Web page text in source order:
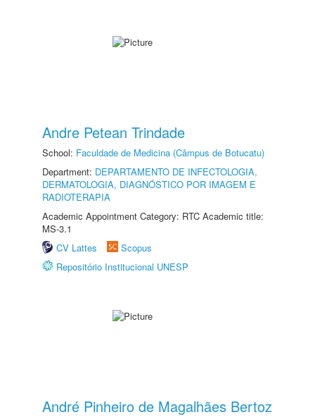
Andre Petean Trindade
School: Faculdade de Medicina (Câmpus de Botucatu)
Department: DEPARTAMENTO DE INFECTOLOGIA,
DERMATOLOGIA, DIAGNÓSTICO POR IMAGEM E
RADIOTERAPIA
Academic Appointment Category: RTC Academic title:
MS-3.1
CV Lattes
Scopus
Repositório Institucional UNESP
André Pinheiro de Magalhães Bertoz